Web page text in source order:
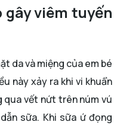
gây viêm tuyến
da và miệng của em bé
này xảy ra khi vi khuẩn
qua vết nứt trên núm vú
sữa. Khi sữa ứ đọng